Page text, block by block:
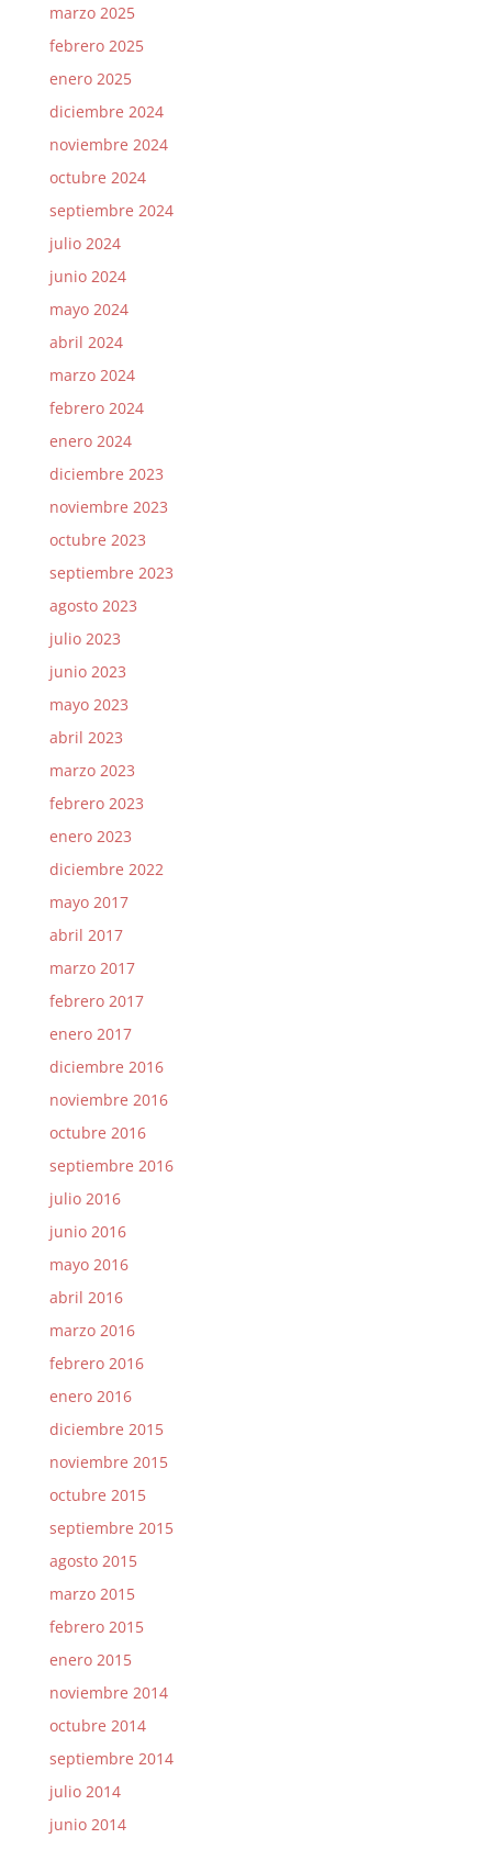
marzo 2025
febrero 2025
enero 2025
diciembre 2024
noviembre 2024
octubre 2024
septiembre 2024
julio 2024
junio 2024
mayo 2024
abril 2024
marzo 2024
febrero 2024
enero 2024
diciembre 2023
noviembre 2023
octubre 2023
septiembre 2023
agosto 2023
julio 2023
junio 2023
mayo 2023
abril 2023
marzo 2023
febrero 2023
enero 2023
diciembre 2022
mayo 2017
abril 2017
marzo 2017
febrero 2017
enero 2017
diciembre 2016
noviembre 2016
octubre 2016
septiembre 2016
julio 2016
junio 2016
mayo 2016
abril 2016
marzo 2016
febrero 2016
enero 2016
diciembre 2015
noviembre 2015
octubre 2015
septiembre 2015
agosto 2015
marzo 2015
febrero 2015
enero 2015
noviembre 2014
octubre 2014
septiembre 2014
julio 2014
junio 2014